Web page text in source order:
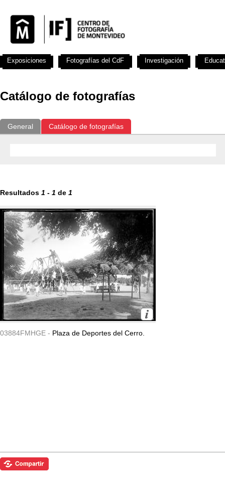
Catálogo de fotografías
General Catálogo de fotografías
Resultados 1 - 1 de 1
03884FMHGE - Plaza de Deportes del Cerro.
Exposiciones Fotografías del CdF Investigación